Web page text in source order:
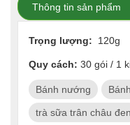
Thông tin sản phẩm
Trọng lượng: 120g
Quy cách: 30 gói / 1
Bánh nướng
trà sữa trân châu đen